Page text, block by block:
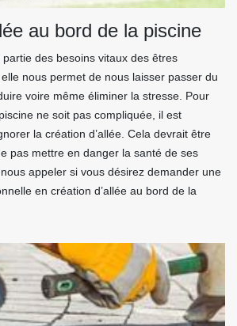
au bord de la piscine
des besoins vitaux des êtres
nous permet de nous laisser passer du
voire même éliminer la stresse. Pour
ne soit pas compliquée, il est
la création d’allée. Cela devrait être
pas mettre en danger la santé de ses
appeler si vous désirez demander une
en création d’allée au bord de la